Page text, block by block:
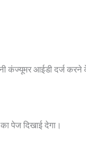
आईडी दर्ज करने
पेज दिखाई देगा।